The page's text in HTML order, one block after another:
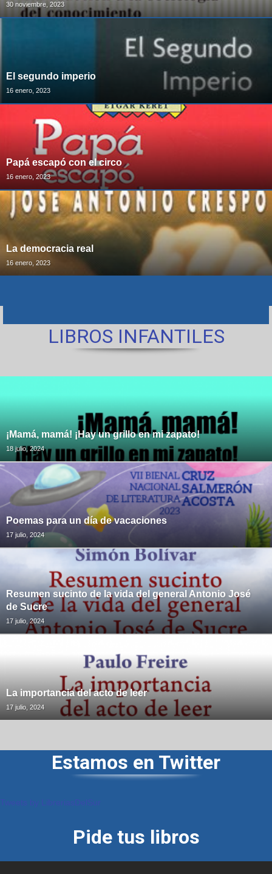
30 noviembre, 2023
El segundo imperio
16 enero, 2023
Papá escapó con el circo
16 enero, 2023
La democracia real
16 enero, 2023
LIBROS INFANTILES
¡Mamá, mamá! ¡Hay un grillo en mi zapato!
18 julio, 2024
Poemas para un día de vacaciones
17 julio, 2024
Resumen sucinto de la vida del general Antonio José
de Sucre
17 julio, 2024
La importancia del acto de leer
17 julio, 2024
Estamos en Twitter
Pide tus libros